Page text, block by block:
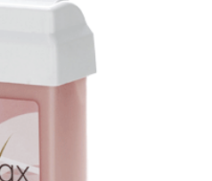
ПРОГРАММЫ ЛОЯЛЬНОСТИ
ДЛЯ САЛОНОВ КРАСТОТЫ И
ПОДАТЬ ЗАЯВКУ НА УЧАСТИЕ В
ПРОГРАММЕ
ОБУЧЕНИЕ